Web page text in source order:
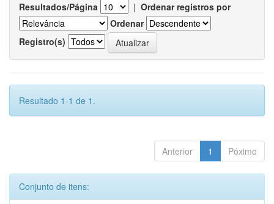
Resultados/Página | Ordenar registros por
Ordenar
Registro(s)
Resultado 1-1 de 1.
Anterior 1 Póximo
Conjunto de itens: